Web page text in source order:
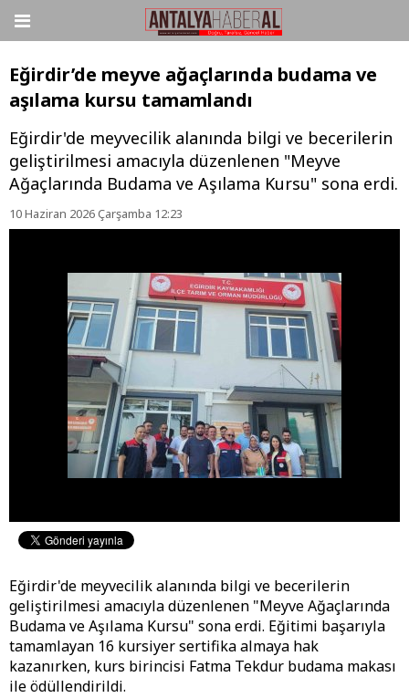
Eğirdir’de meyve ağaçlarında budama ve
aşılama kursu tamamlandı
Eğirdir'de meyvecilik alanında bilgi ve becerilerin
geliştirilmesi amacıyla düzenlenen "Meyve
Ağaçlarında Budama ve Aşılama Kursu" sona erdi.
10 Haziran 2026 Çarşamba 12:23
Eğirdir'de meyvecilik alanında bilgi ve becerilerin
geliştirilmesi amacıyla düzenlenen "Meyve Ağaçlarında
Budama ve Aşılama Kursu" sona erdi. Eğitimi başarıyla
tamamlayan 16 kursiyer sertifika almaya hak
kazanırken, kurs birincisi Fatma Tekdur budama makası
ile ödüllendirildi.